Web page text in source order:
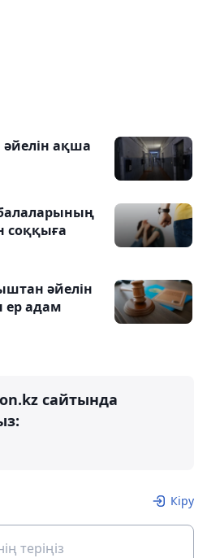
ақша
соққыға
әйелін
ер адам
сайтында
Кіру